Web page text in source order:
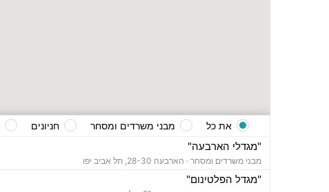
"מגדלי הארבעה"
מבני משרדים ומסחר · הארבעה 28-30, תל אביב יפו
"מגדל הפלטינום"
את כל מבני משרדים ומסחר חניונים